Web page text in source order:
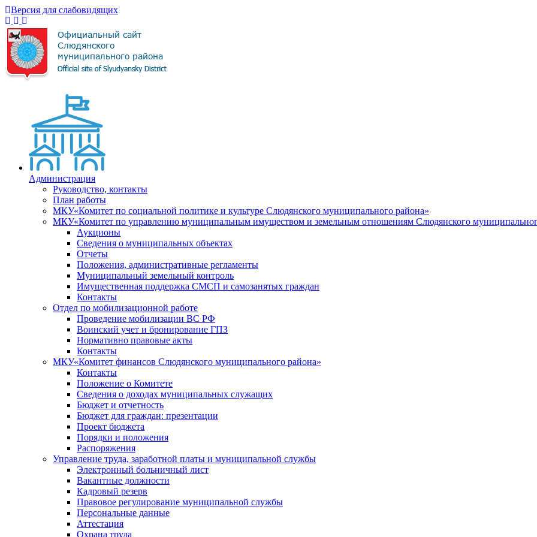
Версия для слабовидящих
Администрация
Руководство, контакты
План работы
МКУ«Комитет по социальной политике и культуре Слюдянского муниципального района»
МКУ«Комитет по управлению муниципальным имуществом и земельным отношениям Слюдянского
Аукционы
Сведения о муниципальных объектах
Отчеты
Положения, административные регламенты
Муниципальный земельный контроль
Имущественная поддержка СМСП и самозанятых граждан
Контакты
Отдел по мобилизационной работе
Проведение мобилизации ВС РФ
Воинский учет и бронирование ГПЗ
Нормативно правовые акты
Контакты
МКУ«Комитет финансов Слюдянского муниципального района»
Контакты
Положение о Комитете
Сведения о доходах муниципальных служащих
Бюджет и отчетность
Бюджет для граждан: презентации
Проект бюджета
Порядки и положения
Распоряжения
Управление труда, заработной платы и муниципальной службы
Электронный больничный лист
Вакантные должности
Кадровый резерв
Правовое регулирование муниципальной службы
Персональные данные
Аттестация
Охрана труда